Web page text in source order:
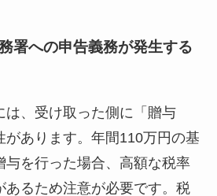
署への申告義務が発生する
は、受け取った側に「贈与
があります。年間110万円の基
与を行った場合、高額な税率
あるため注意が必要です。税